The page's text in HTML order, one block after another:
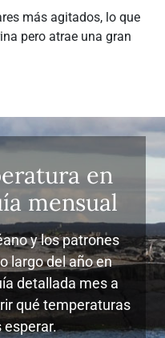
más agitados, lo que
pero atrae una gran
en
mensual
y los patrones
largo del año en
detallada mes a
qué temperaturas
esperar.